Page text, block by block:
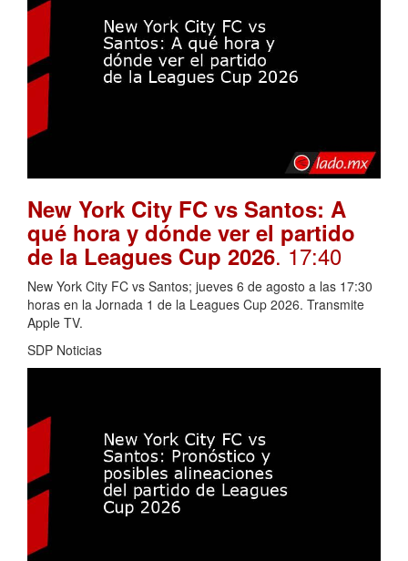
New York City FC vs Santos: A
qué hora y dónde ver el partido
de la Leagues Cup 2026. 17:40
New York City FC vs Santos; jueves 6 de agosto a las 17:30
horas en la Jornada 1 de la Leagues Cup 2026. Transmite
Apple TV.
SDP Noticias